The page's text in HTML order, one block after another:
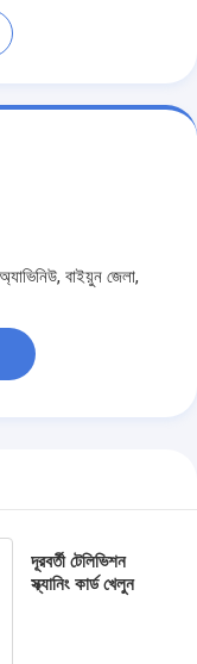
বাইয়ুন জেলা,
দূরবর্তী টেলিভিশন
স্ক্যানিং কার্ড খেলুন